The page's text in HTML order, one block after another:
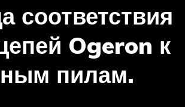
соответствия
Ogeron к
пилам.